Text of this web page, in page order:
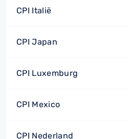
CPI Italië
CPI Japan
CPI Luxemburg
CPI Mexico
CPI Nederland